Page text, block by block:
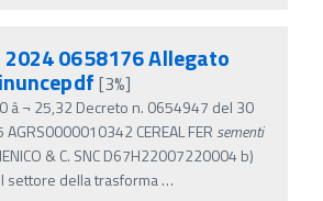
2024 0658176 Allegato
[3%]
â‚¬ 25,32 Decreto n. 0654947 del 30
CEREAL FER sementi
& C. SNC D67H22007220004 b)
settore della trasforma…